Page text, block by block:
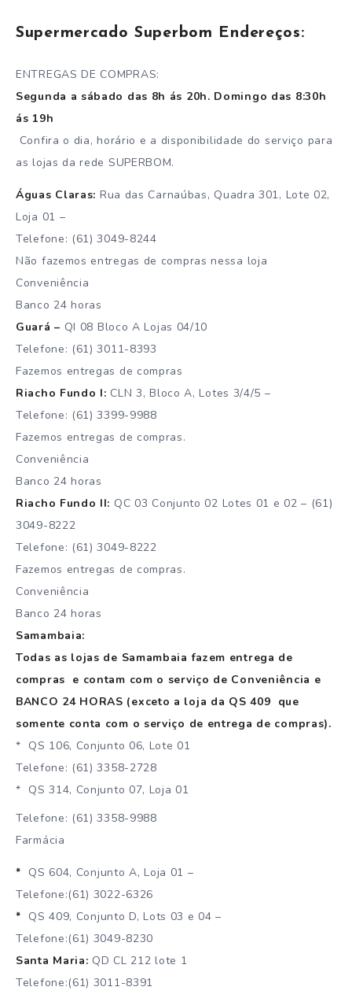
Supermercado Superbom Endereços:
ENTREGAS DE COMPRAS:
Segunda a sábado das 8h ás 20h. Domingo das 8:30h
ás 19h
Confira o dia, horário e a disponibilidade do serviço para
as lojas da rede SUPERBOM.
Águas Claras: Rua das Carnaúbas, Quadra 301, Lote 02,
Loja 01 –
Telefone: (61) 3049-8244
Não fazemos entregas de compras nessa loja
Conveniência
Banco 24 horas
Guará – QI 08 Bloco A Lojas 04/10
Telefone: (61) 3011-8393
Fazemos entregas de compras
Riacho Fundo I: CLN 3, Bloco A, Lotes 3/4/5 –
Telefone: (61) 3399-9988
Fazemos entregas de compras.
Conveniência
Banco 24 horas
Riacho Fundo II: QC 03 Conjunto 02 Lotes 01 e 02 – (61)
3049-8222
Telefone: (61) 3049-8222
Fazemos entregas de compras.
Conveniência
Banco 24 horas
Samambaia:
Todas as lojas de Samambaia fazem entrega de
compras e contam com o serviço de Conveniência e
BANCO 24 HORAS (exceto a loja da QS 409 que
somente conta com o serviço de entrega de compras).
* QS 106, Conjunto 06, Lote 01
Telefone: (61) 3358-2728
* QS 314, Conjunto 07, Loja 01
Telefone: (61) 3358-9988
Farmácia
* QS 604, Conjunto A, Loja 01 –
Telefone:(61) 3022-6326
* QS 409, Conjunto D, Lots 03 e 04 –
Telefone:(61) 3049-8230
Santa Maria: QD CL 212 lote 1
Telefone:(61) 3011-8391